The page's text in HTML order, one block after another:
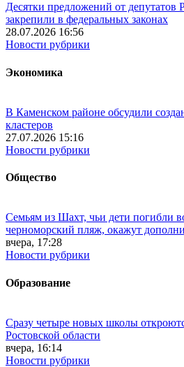
Десятки предложений от депутатов
закрепили в федеральных законах
28.07.2026 16:56
Новости рубрики
Экономика
В Каменском районе обсудили
кластеров
27.07.2026 15:16
Новости рубрики
Общество
Семьям из Шахт, чьи дети погибли
черноморский пляж, окажут
вчера, 17:28
Новости рубрики
Образование
Сразу четыре новых школы
Ростовской области
вчера, 16:14
Новости рубрики